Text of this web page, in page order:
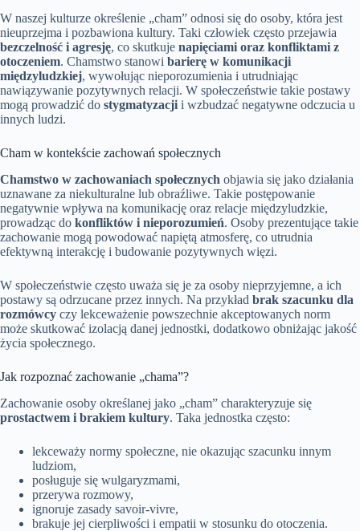
W naszej kulturze określenie „cham” odnosi się do osoby, która jest
nieuprzejma i pozbawiona kultury. Taki człowiek często przejawia
bezczelność i agresję, co skutkuje napięciami oraz konfliktami z
otoczeniem. Chamstwo stanowi barierę w komunikacji
międzyludzkiej, wywołując nieporozumienia i utrudniając
nawiązywanie pozytywnych relacji. W społeczeństwie takie postawy
mogą prowadzić do stygmatyzacji i wzbudzać negatywne odczucia u
innych ludzi.
Cham w kontekście zachowań społecznych
Chamstwo w zachowaniach społecznych objawia się jako działania
uznawane za niekulturalne lub obraźliwe. Takie postępowanie
negatywnie wpływa na komunikację oraz relacje międzyludzkie,
prowadząc do konfliktów i nieporozumień. Osoby prezentujące takie
zachowanie mogą powodować napiętą atmosferę, co utrudnia
efektywną interakcję i budowanie pozytywnych więzi.
W społeczeństwie często uważa się je za osoby nieprzyjemne, a ich
postawy są odrzucane przez innych. Na przykład brak szacunku dla
rozmówcy czy lekceważenie powszechnie akceptowanych norm
może skutkować izolacją danej jednostki, dodatkowo obniżając jakość
życia społecznego.
Jak rozpoznać zachowanie „chama”?
Zachowanie osoby określanej jako „cham” charakteryzuje się
prostactwem i brakiem kultury. Taka jednostka często:
lekceważy normy społeczne, nie okazując szacunku innym
ludziom,
posługuje się wulgaryzmami,
przerywa rozmowy,
ignoruje zasady savoir-vivre,
brakuje jej cierpliwości i empatii w stosunku do otoczenia.